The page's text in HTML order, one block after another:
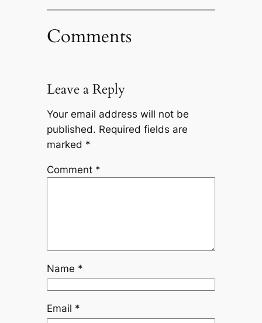
Comments
Leave a Reply
Your email address will not be
published. Required fields are
marked *
Comment *
Name *
Email *